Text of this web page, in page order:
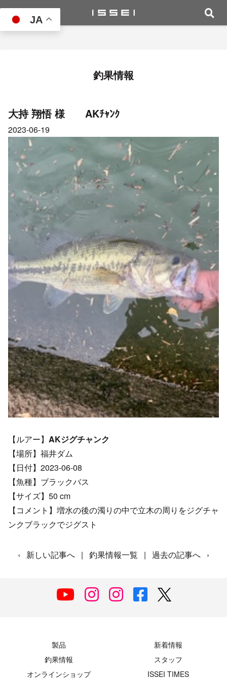
JA
釣果情報
大持 翔悟 様 AKﾁｬﾝｸ
2023-06-19
【ルアー】 AKジグチャンク
【場所】福井ダム
【日付】2023-06-08
【魚種】ブラックバス
【サイズ】50 cm
【コメント】増水の後の濁りの中で立木の周りをジグチャ
ンクブラックでジグスト
‹ 新しい記事へ | 釣果情報一覧 | 過去の記事へ ›
製品
新着情報
釣果情報
スタッフ
オンラインショップ
ISSEI TIMES